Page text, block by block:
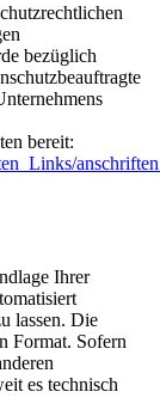
bezüglich
bereit:
Ihrer
lassen. Die
Format. Sofern
es technisch